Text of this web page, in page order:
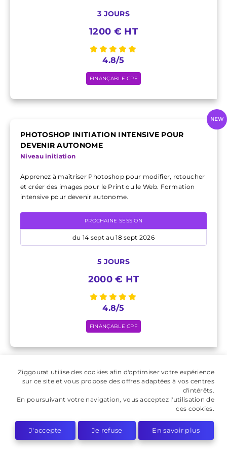
3 JOURS
1200 € HT
4.8/5
FINANÇABLE CPF
PHOTOSHOP INITIATION INTENSIVE POUR
DEVENIR AUTONOME
Niveau initiation
Apprenez à maîtriser Photoshop pour modifier, retoucher
et créer des images pour le Print ou le Web. Formation
intensive pour devenir autonome.
PROCHAINE SESSION
du 14 sept au 18 sept 2026
5 JOURS
2000 € HT
4.8/5
FINANÇABLE CPF
NEW
PHOTOSHOP PERFECTIONNEMENT : RÉALISER
D'IMAGES
Gérer et pratiquer les différentes fonctions avancées d'un
logiciel de retouche et de traitement de l'image, tels que
Ziggourat utilise des cookies afin d'optimiser votre expérience
sur ce site et vous propose des offres adaptées à vos centres
d'intérêts.
En poursuivant votre navigation, vous acceptez l'utilisation de
ces cookies.
J'accepte Je refuse En savoir plus